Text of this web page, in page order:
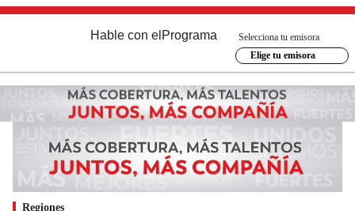
Hable con el Programa
Selecciona tu emisora
Elige tu emisora
Regiones